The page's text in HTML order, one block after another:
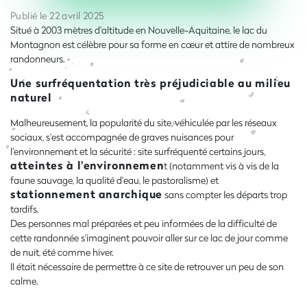
Publié le 22 avril 2025
Situé à 2003 mètres d'altitude en Nouvelle-Aquitaine, le lac du
Montagnon est célèbre pour sa forme en cœur et attire de nombreux
randonneurs.
Une surfréquentation très préjudiciable au milieu
naturel
Malheureusement, la popularité du site, véhiculée par les réseaux
sociaux, s'est accompagnée de graves nuisances pour
l'environnement et la sécurité : site surfréquenté certains jours,
atteintes à l'environnement (notamment vis à vis de la
faune sauvage, la qualité d'eau, le pastoralisme) et
stationnement anarchique sans compter les départs trop
tardifs.
Des personnes mal préparées et peu informées de la difficulté de
cette randonnée s'imaginent pouvoir aller sur ce lac de jour comme
de nuit, été comme hiver.
Il était nécessaire de permettre à ce site de retrouver un peu de son
calme.